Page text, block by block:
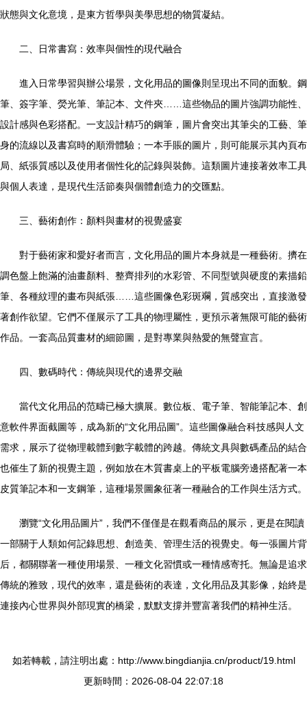
狀態與文化意境，是東方哲學與美學思想的物質凝結。
二、日常書寫：效率與個性的現代融合
進入日常學習與辦公場景，文化用品的圖像則呈現出不同的面貌。鋼
筆、簽字筆、熒光筆、筆記本、文件夾……這些物品的圖片強調功能性、
設計感與色彩搭配。一支設計精巧的鋼筆，圖片會突出其筆尖的工藝、筆
身的流線以及書寫時的順滑體驗；一本手賬的圖片，則可能展示其內頁布
局、紙張質感以及使用者個性化的記錄與裝飾。這類圖片連接著效率工具
與個人表達，是現代生活節奏與個體創造力的交匯點。
三、藝術創作：顏料與畫材的視覺盛宴
對于藝術家和愛好者而言，文化用品的圖片本身就是一種藝術。擠在
調色盤上飽滿的油畫顏料、整齊排列的水彩管、不同型號與硬度的素描鉛
筆、各種紋理的畫布與紙張……這些圖像色彩斑斕，質感突出，直接激發
著創作欲望。它們不僅展示了工具的物理屬性，更預示著無限可能的藝術
作品。一套高品質畫材的細節圖，是對專業與熱愛的無聲宣言。
四、數碼時代：傳統與現代的邊界交融
當代文化用品的范疇已極大擴展。數位板、電子筆、智能筆記本、創
意軟件界面截圖等，成為新的“文化用品圖”。這些圖像融合科技感與人文
需求，展示了從物理載體到數字載體的跨越。傳統文具與數碼產品的結合
也催生了新的視覺主題，例如放在木質書桌上的平板電腦旁邊搭配著一本
皮質筆記本和一支鋼筆，這種場景圖象征著一種融合的工作與生活方式。
瀏覽“文化用品圖片”，我們不僅僅是在觀看商品的展示，更是在閱讀
一部關于人類如何記錄思想、創造美、管理生活的視覺史。每一張圖片背
后，都關聯著一種使用場景、一種文化習慣或一種情感寄托。無論是追求
傳統的雅致，現代的效率，還是藝術的表達，文化用品及其影像，始終是
連接內心世界與外部現實的橋梁，默默支撐并豐富著我們的精神生活。
如若轉載，請注明出處：http://www.bingdianjia.cn/product/19.html
更新時間：2026-08-04 22:07:18